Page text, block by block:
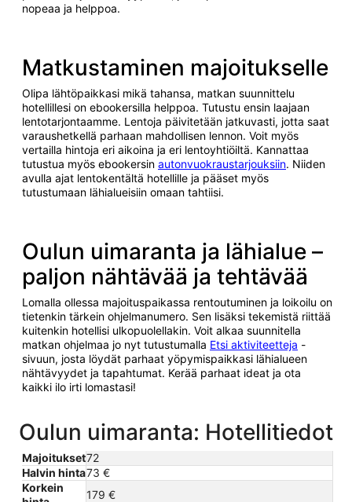
nopeaa ja helppoa.
Matkustaminen majoitukselle
Olipa lähtöpaikkasi mikä tahansa, matkan suunnittelu
hotellillesi on ebookersilla helppoa. Tutustu ensin laajaan
lentotarjontaamme. Lentoja päivitetään jatkuvasti, jotta saat
varaushetkellä parhaan mahdollisen lennon. Voit myös
vertailla hintoja eri aikoina ja eri lentoyhtiöiltä. Kannattaa
tutustua myös ebookersin autonvuokraustarjouksiin. Niiden
avulla ajat lentokentältä hotellille ja pääset myös
tutustumaan lähialueisiin omaan tahtiisi.
Oulun uimaranta ja lähialue –
paljon nähtävää ja tehtävää
Lomalla ollessa majoituspaikassa rentoutuminen ja loikoilu on
tietenkin tärkein ohjelmanumero. Sen lisäksi tekemistä riittää
kuitenkin hotellisi ulkopuolellakin. Voit alkaa suunnitella
matkan ohjelmaa jo nyt tutustumalla Etsi aktiviteetteja -
sivuun, josta löydät parhaat yöpymispaikkasi lähialueen
nähtävyydet ja tapahtumat. Kerää parhaat ideat ja ota
kaikki ilo irti lomastasi!
Oulun uimaranta: Hotellitiedot
Majoitukset72
Halvin hinta73 €
Korkein
179 €